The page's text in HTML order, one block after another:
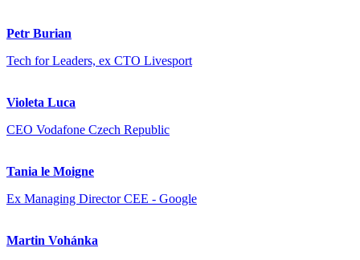
Petr Burian
Tech for Leaders, ex CTO Livesport
Violeta Luca
CEO Vodafone Czech Republic
Tania le Moigne
Ex Managing Director CEE - Google
Martin Vohánka